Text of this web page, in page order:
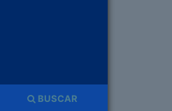
BUSCAR